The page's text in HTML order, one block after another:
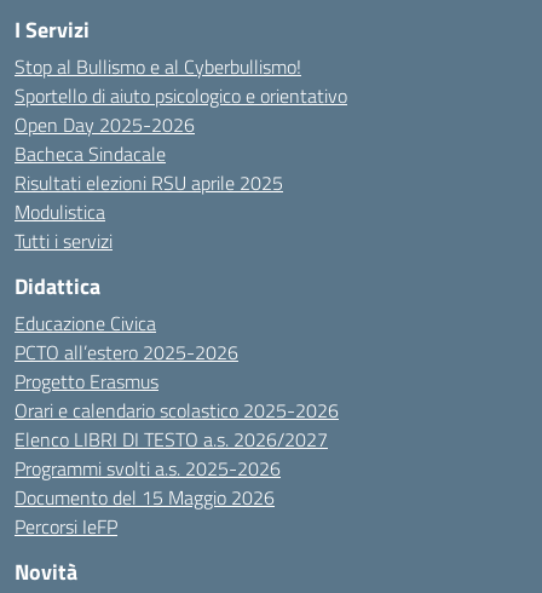
I Servizi
Stop al Bullismo e al Cyberbullismo!
Sportello di aiuto psicologico e orientativo
Open Day 2025-2026
Bacheca Sindacale
Risultati elezioni RSU aprile 2025
Modulistica
Tutti i servizi
Didattica
Educazione Civica
PCTO all’estero 2025-2026
Progetto Erasmus
Orari e calendario scolastico 2025-2026
Elenco LIBRI DI TESTO a.s. 2026/2027
Programmi svolti a.s. 2025-2026
Documento del 15 Maggio 2026
Percorsi IeFP
Novità